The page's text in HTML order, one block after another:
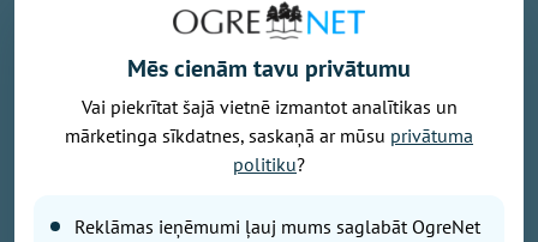
Mēs cienām tavu privātumu
Vai piekrītat šajā vietnē izmantot analītikas un
mārketinga sīkdatnes, saskaņā ar mūsu privātuma
politiku?
Reklāmas ieņēmumi ļauj mums saglabāt OgreNet